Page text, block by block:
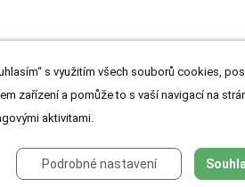
s využitím všech souborů cookies,
zařízení a pomůže to s vaší navigací na
aktivitami.
Podrobné nastavení